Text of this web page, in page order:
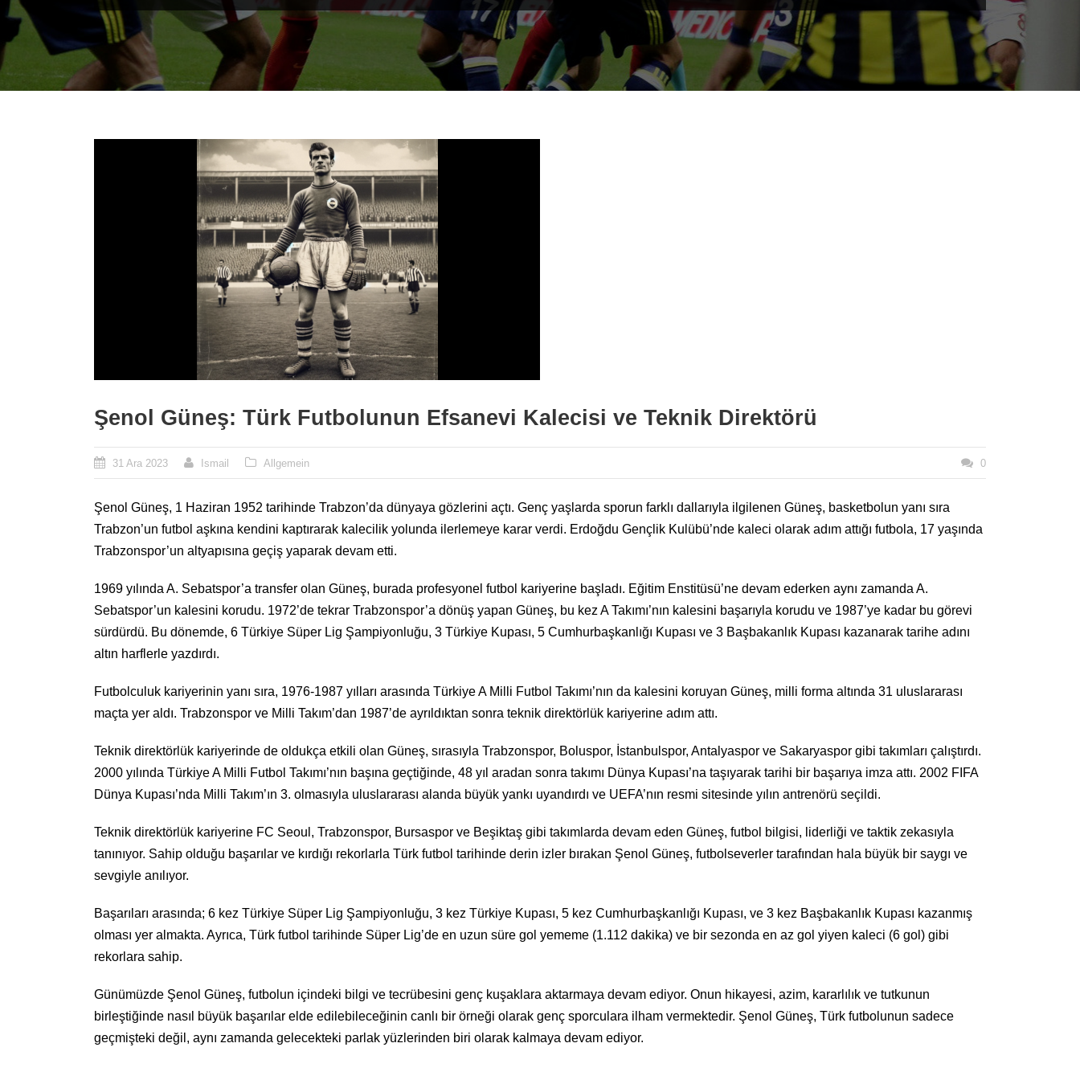
Şenol Güneş: Türk Futbolunun Efsanevi Kalecisi ve Teknik Direktörü
31 Ara 2023 Ismail Allgemein 0
Şenol Güneş, 1 Haziran 1952 tarihinde Trabzon’da dünyaya gözlerini açtı. Genç yaşlarda sporun farklı dallarıyla ilgilenen Güneş, basketbolun yanı sıra
Trabzon’un futbol aşkına kendini kaptırarak kalecilik yolunda ilerlemeye karar verdi. Erdoğdu Gençlik Kulübü’nde kaleci olarak adım attığı futbola, 17 yaşında
Trabzonspor’un altyapısına geçiş yaparak devam etti.
1969 yılında A. Sebatspor’a transfer olan Güneş, burada profesyonel futbol kariyerine başladı. Eğitim Enstitüsü’ne devam ederken aynı zamanda A.
Sebatspor’un kalesini korudu. 1972’de tekrar Trabzonspor’a dönüş yapan Güneş, bu kez A Takımı’nın kalesini başarıyla korudu ve 1987’ye kadar bu görevi
sürdürdü. Bu dönemde, 6 Türkiye Süper Lig Şampiyonluğu, 3 Türkiye Kupası, 5 Cumhurbaşkanlığı Kupası ve 3 Başbakanlık Kupası kazanarak tarihe adını
altın harflerle yazdırdı.
Futbolculuk kariyerinin yanı sıra, 1976-1987 yılları arasında Türkiye A Milli Futbol Takımı’nın da kalesini koruyan Güneş, milli forma altında 31 uluslararası
maçta yer aldı. Trabzonspor ve Milli Takım’dan 1987’de ayrıldıktan sonra teknik direktörlük kariyerine adım attı.
Teknik direktörlük kariyerinde de oldukça etkili olan Güneş, sırasıyla Trabzonspor, Boluspor, İstanbulspor, Antalyaspor ve Sakaryaspor gibi takımları çalıştırdı.
2000 yılında Türkiye A Milli Futbol Takımı’nın başına geçtiğinde, 48 yıl aradan sonra takımı Dünya Kupası’na taşıyarak tarihi bir başarıya imza attı. 2002 FIFA
Dünya Kupası’nda Milli Takım’ın 3. olmasıyla uluslararası alanda büyük yankı uyandırdı ve UEFA’nın resmi sitesinde yılın antrenörü seçildi.
Teknik direktörlük kariyerine FC Seoul, Trabzonspor, Bursaspor ve Beşiktaş gibi takımlarda devam eden Güneş, futbol bilgisi, liderliği ve taktik zekasıyla
tanınıyor. Sahip olduğu başarılar ve kırdığı rekorlarla Türk futbol tarihinde derin izler bırakan Şenol Güneş, futbolseverler tarafından hala büyük bir saygı ve
sevgiyle anılıyor.
Başarıları arasında; 6 kez Türkiye Süper Lig Şampiyonluğu, 3 kez Türkiye Kupası, 5 kez Cumhurbaşkanlığı Kupası, ve 3 kez Başbakanlık Kupası kazanmış
olması yer almakta. Ayrıca, Türk futbol tarihinde Süper Lig’de en uzun süre gol yememe (1.112 dakika) ve bir sezonda en az gol yiyen kaleci (6 gol) gibi
rekorlara sahip.
Günümüzde Şenol Güneş, futbolun içindeki bilgi ve tecrübesini genç kuşaklara aktarmaya devam ediyor. Onun hikayesi, azim, kararlılık ve tutkunun
birleştiğinde nasıl büyük başarılar elde edilebileceğinin canlı bir örneği olarak genç sporculara ilham vermektedir. Şenol Güneş, Türk futbolunun sadece
geçmişteki değil, aynı zamanda gelecekteki parlak yüzlerinden biri olarak kalmaya devam ediyor.